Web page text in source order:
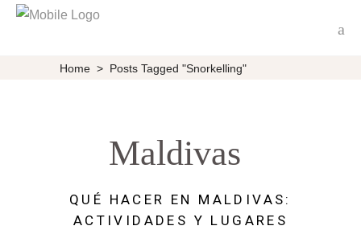
Home > Posts Tagged "Snorkelling"
Maldivas
QUÉ HACER EN MALDIVAS:
ACTIVIDADES Y LUGARES